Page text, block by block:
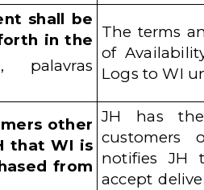
shall be
in the
palavras
The terms
of
Logs to WI
other
that WI is
from
JH has
notifies JH
accept